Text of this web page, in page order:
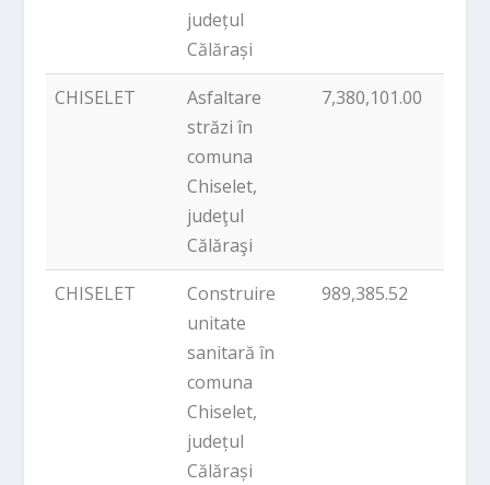
județul
Călărași
CHISELET
Asfaltare
străzi în
comuna
Chiselet,
judeţul
Călăraşi
7,380,101.00
CHISELET
Construire
unitate
sanitară în
comuna
Chiselet,
județul
Călărași
989,385.52